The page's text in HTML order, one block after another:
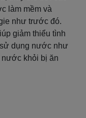
làm mềm và
như trước đó.
giảm thiểu tình
dụng nước như
khỏi bị ăn